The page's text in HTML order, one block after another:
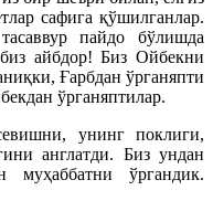
сафига қўшилганлар.
пайдо бўлишда
айбдор! Биз Ойбекни
Ғарбдан ўрганяпти
ўрганяптилар.
унинг поклиги,
англатди. Биз ундан
муҳаббатни ўргандик.